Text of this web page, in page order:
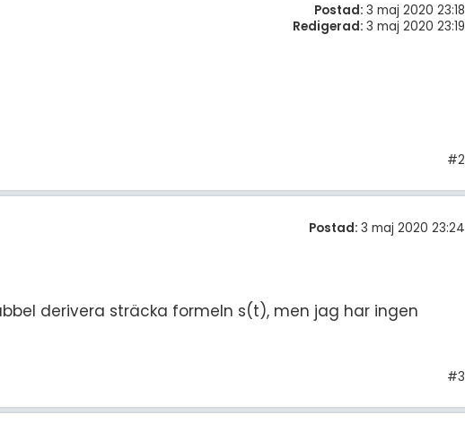
Postad: 3 maj 2020 23:18
Redigerad: 3 maj 2020 23:19
#2
Postad: 3 maj 2020 23:24
derivera sträcka formeln s(t), men jag har ingen
#3